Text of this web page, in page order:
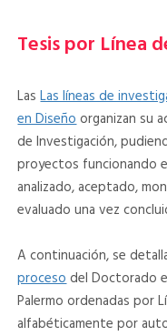
Tesis por Línea
LasLas líneas de
en Diseñoorganizan su
de Investigación,
proyectos funcionando
analizado, aceptado,
evaluado una vez
A continuación, se
procesodel Doctorado
Palermo ordenadas por
alfabéticamente por